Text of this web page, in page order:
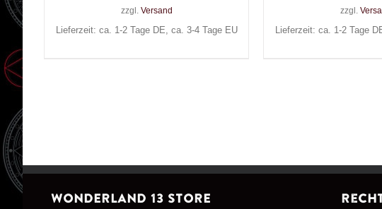
zzgl. Versand
Lieferzeit: ca. 1-2 Tage DE, ca. 3-4 Tage EU
zzgl.
Lieferzeit: ca. 1-2 Tage
WONDERLAND 13 STORE